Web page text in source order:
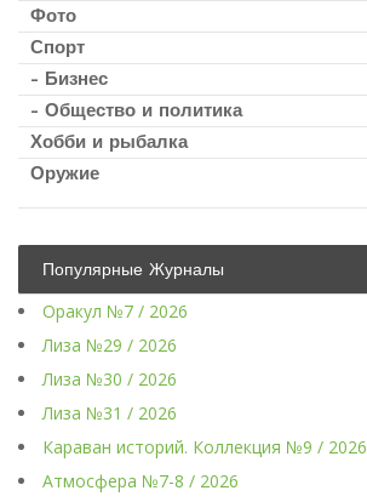
Фото
Спорт
- Бизнес
- Общество и политика
Хобби и рыбалка
Оружие
Популярные Журналы
Оракул №7 / 2026
Лиза №29 / 2026
Лиза №30 / 2026
Лиза №31 / 2026
Караван историй. Коллекция №9 / 2026
Атмосфера №7-8 / 2026